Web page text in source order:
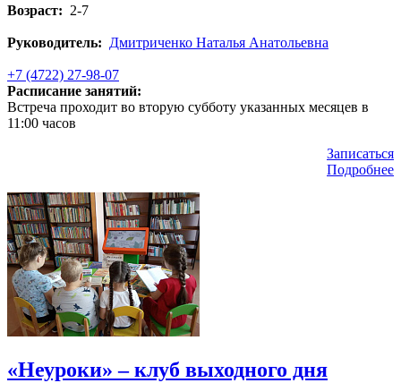
Возраст: 2-7
Руководитель: Дмитриченко Наталья Анатольевна
+7 (4722) 27-98-07
Расписание занятий:
Встреча проходит во вторую субботу указанных месяцев в
11:00 часов
Записаться
Подробнее
«Неуроки» – клуб выходного дня